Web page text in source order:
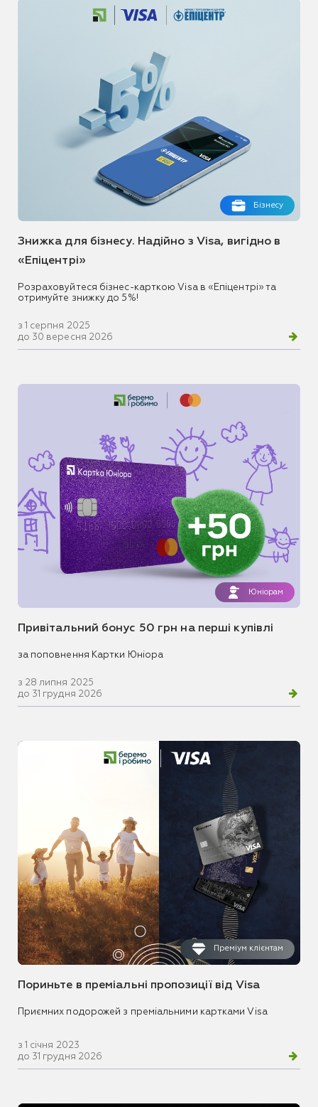
Бізнесу
Знижка для бізнесу. Надійно з Visa, вигідно в
«Епіцентрі»
Розраховуйтеся бізнес-карткою Visa в «Епіцентрі» та
отримуйте знижку до 5%!
з 1 серпня 2025
до 30 вересня 2026
Юніорам
Привітальний бонус 50 грн на перші купівлі
за поповнення Картки Юніора
з 28 липня 2025
до 31 грудня 2026
Преміум клієнтам
Пориньте в преміальні пропозиції від Visa
Приємних подорожей з преміальними картками Visa
з 1 січня 2023
до 31 грудня 2026